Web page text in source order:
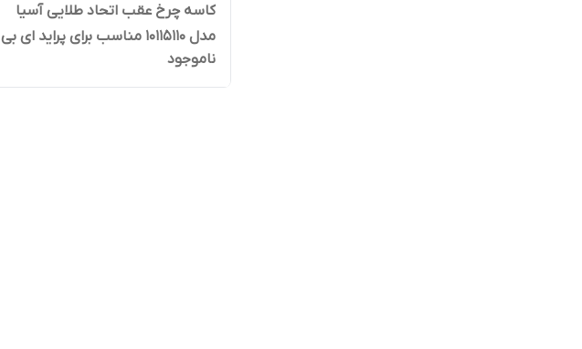
کاسه چرخ عقب اتحاد طلایی آسیا
مدل 10115110 مناسب برای پراید ای بی
اس
ناموجود